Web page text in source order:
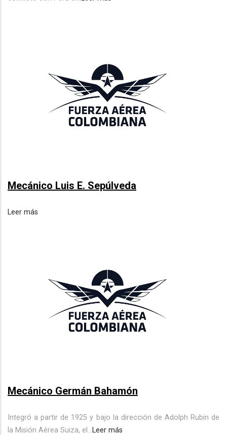
Mecánico Luis E. Sepúlveda
Leer más
Mecánico Germán Bahamón
Integró a partir de 1925 y bajo la dirección de Adolph Rubin de
la Misión Aérea Suiza, el...Leer más